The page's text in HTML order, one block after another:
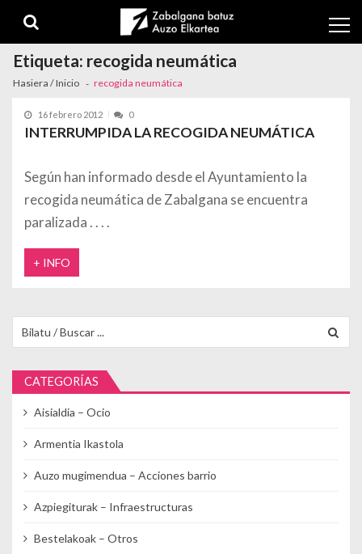
Etiqueta: recogida neumática
Hasiera / Inicio recogida neumática
16 febrero 2012 0
INTERRUMPIDA LA RECOGIDA NEUMÁTICA
Según han informado desde el Ayuntamiento la
recogida neumática de Zabalgana se encuentra
paralizada
+ INFO
CATEGORÍAS
Aisialdia – Ocio
Armentia Ikastola
Auzo mugimendua – Acciones barrio
Azpiegiturak – Infraestructuras
Bestelakoak – Otros